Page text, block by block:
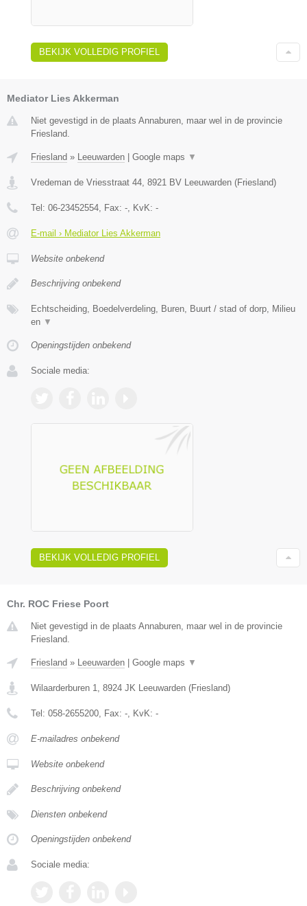
BEKIJK VOLLEDIG PROFIEL
Mediator Lies Akkerman
Niet gevestigd in de plaats Annaburen, maar wel in de provincie
Friesland.
Friesland » Leeuwarden | Google maps ▼
Vredeman de Vriesstraat 44 8921 BV Leeuwarden (Friesland)
Tel: 06-23452554 , Fax: - , KvK: -
E-mail › Mediator Lies Akkerman
Website onbekend
Beschrijving onbekend
Echtscheiding, Boedelverdeling, Buren, Buurt / stad of dorp, Milieu
en ▼
Openingstijden onbekend
Sociale media:
BEKIJK VOLLEDIG PROFIEL
Chr. ROC Friese Poort
Niet gevestigd in de plaats Annaburen, maar wel in de provincie
Friesland.
Friesland » Leeuwarden Google maps ▼
Wilaarderburen 1, 8924 JK Leeuwarden (Friesland)
Tel: 058-2655200, Fax: -, KvK: -
E-mailadres onbekend
Website onbekend
Beschrijving onbekend
Diensten onbekend
Openingstijden onbekend
Sociale media: